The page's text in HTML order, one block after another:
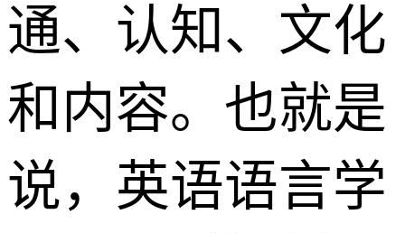
通、认知、文化
和内容。也就是
说，英语语言学